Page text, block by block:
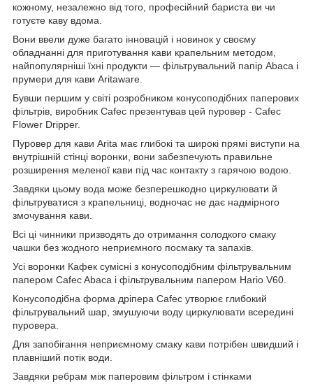
кожному, незалежно від того, професійний бариста ви чи
готуєте каву вдома.
Вони ввели дуже багато інновацій і новинок у своєму
обладнанні для приготування кави крапельним методом,
найпопулярніші їхні продукти — фільтрувальний папір Abaca і
прумери для кави Aritaware.
Бувши першим у світі розробником конусоподібних паперових
фільтрів, виробник Cafec презентував цей пуровер - Cafec
Flower Dripper.
Пуровер для кави Arita має глибокі та широкі прямі виступи на
внутрішній стінці воронки, вони забезпечують правильне
розширення меленої кави під час контакту з гарячою водою.
Завдяки цьому вода може безперешкодно циркулювати й
фільтруватися з крапельниці, водночас не дає надмірного
змочування кави.
Всі ці чинники призводять до отримання солодкого смаку
чашки без жодного неприємного посмаку та запахів.
Усі воронки Кафек сумісні з конусоподібним фільтрувальним
папером CafecAbaca і фільтрувальним папером Hario V60.
Конусоподібна форма дріпера Cafec утворює глибокий
фільтрувальний шар, змушуючи воду циркулювати всередині
пуровера.
Для запобігання неприємному смаку кави потрібен швидший і
плавніший потік води.
Завдяки ребрам між паперовим фільтром і стінками